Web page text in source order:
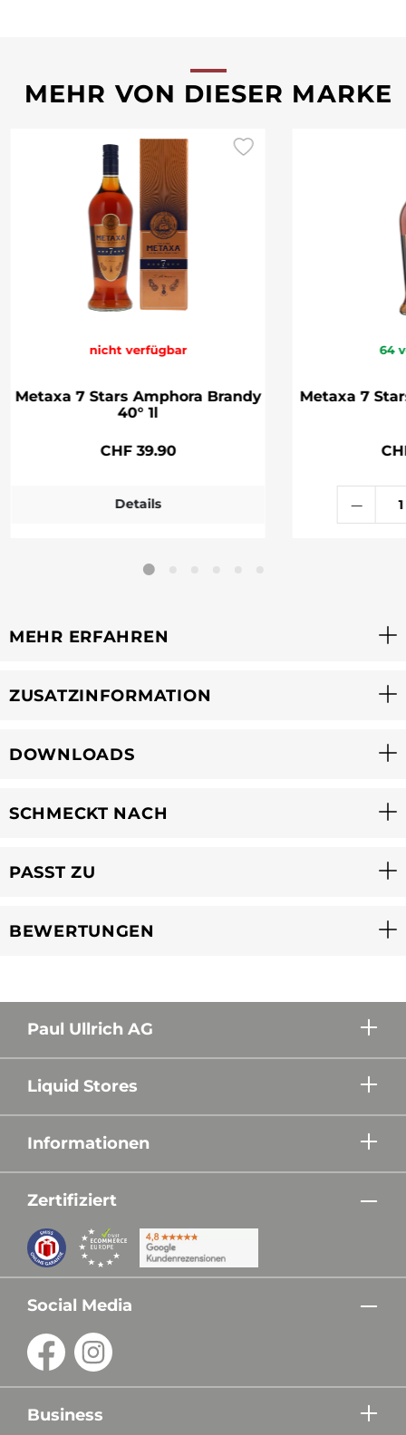
MEHR VON DIESER MARKE
nicht verfügbar
Metaxa 7 Stars Amphora Brandy
40° 1l
CHF 39.90
Details
64
Metaxa 7
MEHR ERFAHREN
ZUSATZINFORMATION
DOWNLOADS
SCHMECKT NACH
PASST ZU
BEWERTUNGEN
Paul Ullrich AG
Liquid Stores
Informationen
Zertifiziert
Social Media
Business